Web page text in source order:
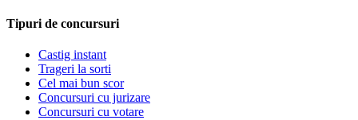
Tipuri de concursuri
Castig instant
Trageri la sorti
Cel mai bun scor
Concursuri cu jurizare
Concursuri cu votare